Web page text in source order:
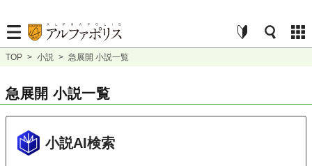
TOP > 小説 > 急展開 小説一覧
急展開 小説一覧
小説AI検索